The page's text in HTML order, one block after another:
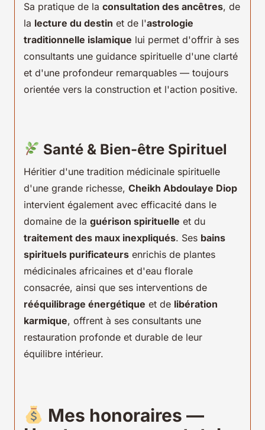
Sa pratique de la consultation des ancêtres, de
la lecture du destin et de l'astrologie
traditionnelle islamique lui permet d'offrir à ses
consultants une guidance spirituelle d'une clarté
et d'une profondeur remarquables — toujours
orientée vers la construction et l'action positive.
Santé & Bien-être Spirituel
Héritier d'une tradition médicinale spirituelle
d'une grande richesse, Cheikh Abdoulaye Diop
intervient également avec efficacité dans le
domaine de la guérison spirituelle et du
traitement des maux inexpliqués. Ses bains
spirituels purificateurs enrichis de plantes
médicinales africaines et d'eau florale
consacrée, ainsi que ses interventions de
rééquilibrage énergétique et de libération
karmique, offrent à ses consultants une
restauration profonde et durable de leur
équilibre intérieur.
Mes honoraires —